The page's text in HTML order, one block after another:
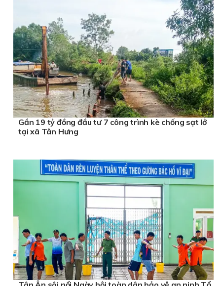
Gần 19 tỷ đồng đầu tư 7 công trình kè chống sạt lở
tại xã Tân Hưng